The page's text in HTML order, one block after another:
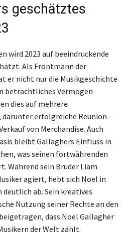
geschätztes
wird 2023 auf beeindruckende
Als Frontmann der
er nicht nur die Musikgeschichte
beträchtliches Vermögen
dies auf mehrere
darunter erfolgreiche Reunion-
von Merchandise. Auch
bleibt Gallaghers Einfluss in
was seinen fortwährenden
Während sein Bruder Liam
agiert, hebt sich Noel in
ab. Sein kreatives
Nutzung seiner Rechte an den
dass Noel Gallagher
der Welt zählt.